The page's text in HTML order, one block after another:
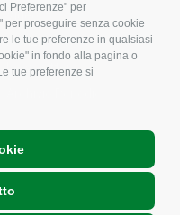
Preferenze" per
per proseguire senza cookie
le tue preferenze in qualsiasi
in fondo alla pagina o
tue preferenze si
Video
Iscrizione Newsletter
Newsletter